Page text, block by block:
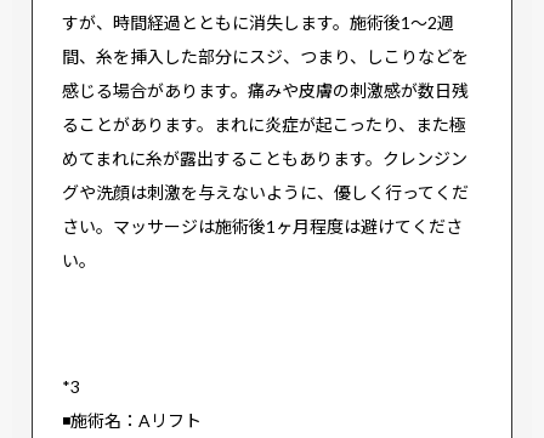
すが、時間経過とともに消失します。施術後1〜2週
間、糸を挿入した部分にスジ、つまり、しこりなどを
感じる場合があります。痛みや皮膚の刺激感が数日残
ることがあります。まれに炎症が起こったり、また極
めてまれに糸が露出することもあります。クレンジン
グや洗顔は刺激を与えないように、優しく行ってくだ
さい。マッサージは施術後1ヶ月程度は避けてくださ
い。
*3
◾️施術名：Aリフト